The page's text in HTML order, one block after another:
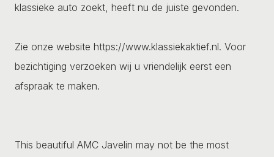
klassieke auto zoekt, heeft nu de juiste gevonden.
Zie onze website https://www.klassiekaktief.nl. Voor
bezichtiging verzoeken wij u vriendelijk eerst een
afspraak te maken.
This beautiful AMC Javelin may not be the most